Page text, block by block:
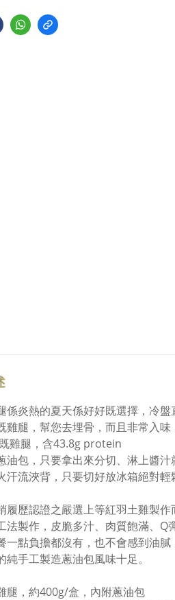
係炎熱的夏天係好好既選擇，冷盤
雞腿，幫您去埋骨，而且非常入味
雞腿，含43.8g protein
油包，只要拿出來分切、淋上醬汁
汗流浹背，只要切好放冰箱絕對輕
履歷認證之嚴選上等紅羽土雞製作
法製作，皮脆多汁、肉質飽滿、Q
一點負擔都沒有，也不會感到油膩
純手工製造蔥油包風味十足。
腿，約400g/盒，內附蔥油包